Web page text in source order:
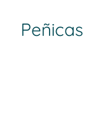
Peñicas